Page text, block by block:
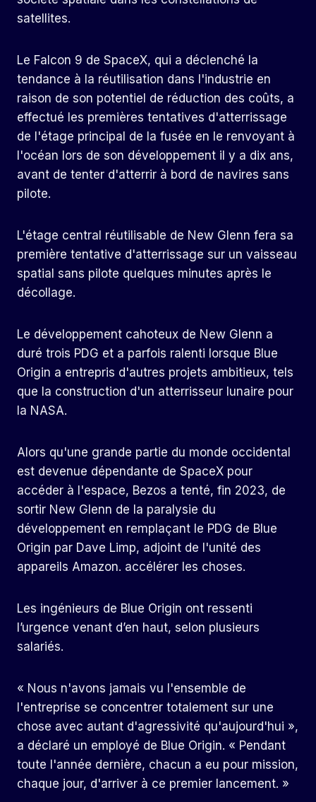
satellites.
Le Falcon 9 de SpaceX, qui a déclenché la
tendance à la réutilisation dans l'industrie en
raison de son potentiel de réduction des coûts, a
effectué les premières tentatives d'atterrissage
de l'étage principal de la fusée en le renvoyant à
l'océan lors de son développement il y a dix ans,
avant de tenter d'atterrir à bord de navires sans
pilote.
L'étage central réutilisable de New Glenn fera sa
première tentative d'atterrissage sur un vaisseau
spatial sans pilote quelques minutes après le
décollage.
Le développement cahoteux de New Glenn a
duré trois PDG et a parfois ralenti lorsque Blue
Origin a entrepris d'autres projets ambitieux, tels
que la construction d'un atterrisseur lunaire pour
la NASA.
Alors qu'une grande partie du monde occidental
est devenue dépendante de SpaceX pour
accéder à l'espace, Bezos a tenté, fin 2023, de
sortir New Glenn de la paralysie du
développement en remplaçant le PDG de Blue
Origin par Dave Limp, adjoint de l'unité des
appareils Amazon. accélérer les choses.
Les ingénieurs de Blue Origin ont ressenti
l’urgence venant d’en haut, selon plusieurs
salariés.
« Nous n'avons jamais vu l'ensemble de
l'entreprise se concentrer totalement sur une
chose avec autant d'agressivité qu'aujourd'hui »,
a déclaré un employé de Blue Origin. « Pendant
toute l'année dernière, chacun a eu pour mission,
chaque jour, d'arriver à ce premier lancement. »